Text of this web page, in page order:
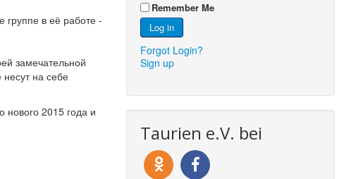
группе в её работе -
замечательной
на себе
нового 2015 года и
Remember Me
Log in
Forgot Login?
Sign up
Taurien e.V. bei